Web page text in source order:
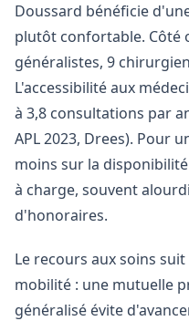
Doussard bénéficie
plutôt confortable. Côté
généralistes, 9
L'accessibilité aux
à 3,8 consultations par
APL 2023, Drees). Pour
moins sur la
à charge, souvent
d'honoraires.
Le recours aux soins
mobilité : une mutuelle
généralisé évite